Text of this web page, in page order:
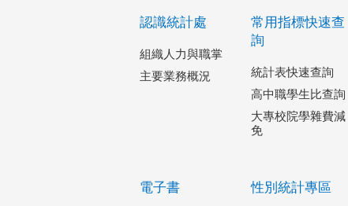
認識統計處
組織人力與職掌
主要業務概況
常用指標快速查
詢
統計表快速查詢
高中職學生比查詢
大專校院學雜費減
免
電子書 性別統計專區